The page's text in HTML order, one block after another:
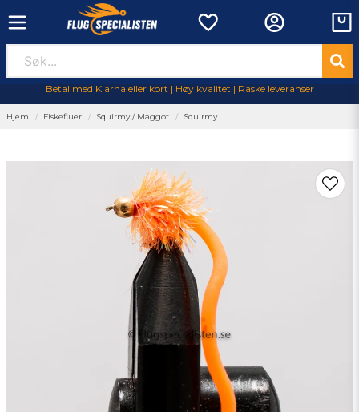
Betal med Klarna eller kort | Høy kvalitet | Raske leveranser
Hjem Fiskefluer Squirmy / Maggot Squirmy